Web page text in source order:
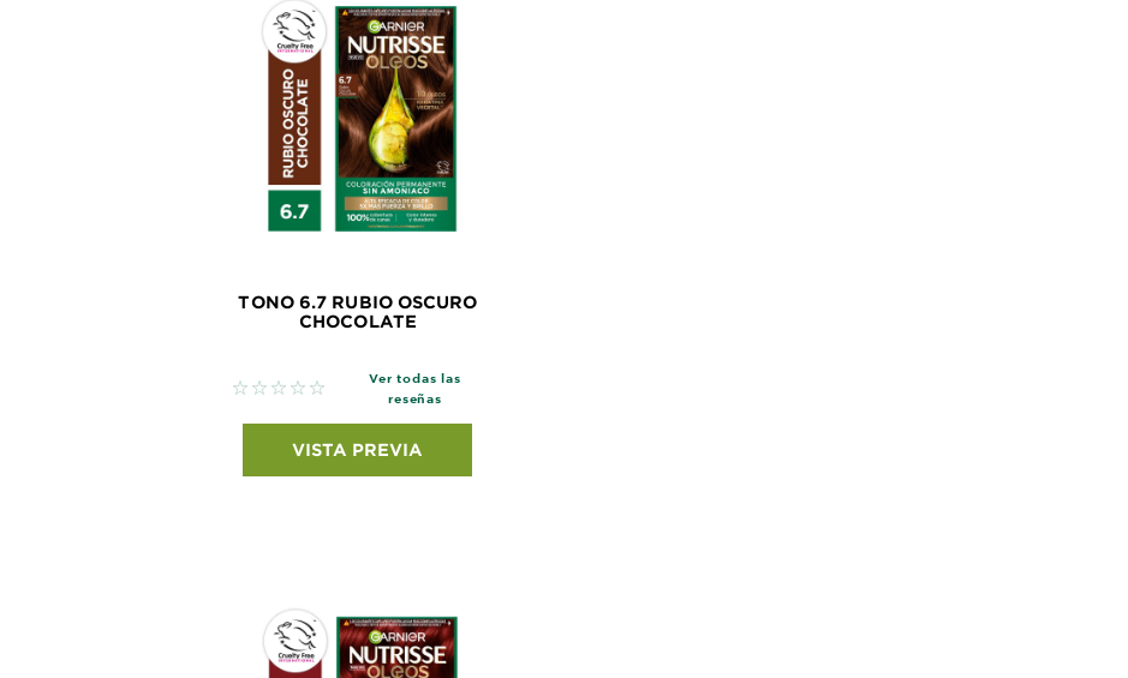
TONO 6.7 RUBIO OSCURO
CHOCOLATE
No reviews
Ver todas las
reseñas
VISTA PREVIA